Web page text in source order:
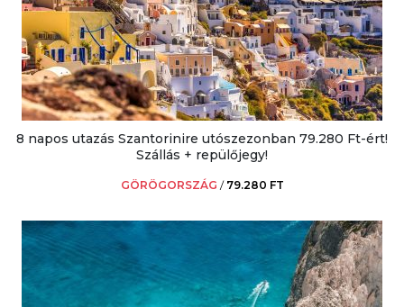
8 napos utazás Szantorinire utószezonban 79.280 Ft-ért!
Szállás + repülőjegy!
GÖRÖGORSZÁG / 79.280 FT